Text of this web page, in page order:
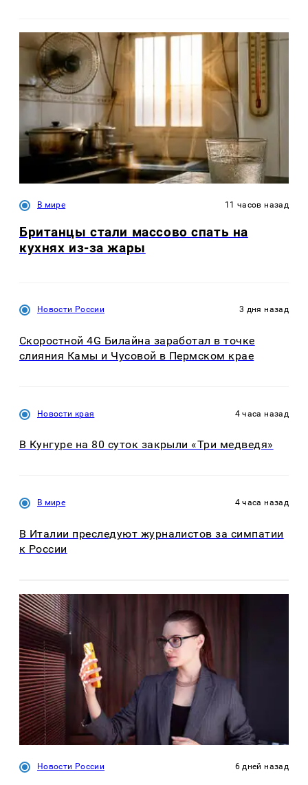
В мире 11 часов назад
Британцы стали массово спать на
кухнях из-за жары
Новости России 3 дня назад
Скоростной 4G Билайна заработал в точке
слияния Камы и Чусовой в Пермском крае
Новости края 4 часа назад
В Кунгуре на 80 суток закрыли «Три медведя»
В мире 4 часа назад
В Италии преследуют журналистов за симпатии
к России
Новости России 6 дней назад